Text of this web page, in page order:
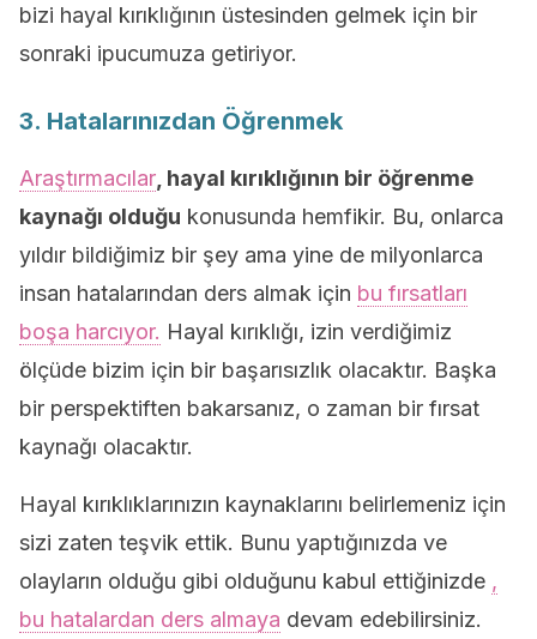
bizi hayal kırıklığının üstesinden gelmek için bir
sonraki ipucumuza getiriyor.
3. Hatalarınızdan Öğrenmek
Araştırmacılar , hayal kırıklığının bir öğrenme
kaynağı olduğu konusunda hemfikir. Bu, onlarca
yıldır bildiğimiz bir şey ama yine de milyonlarca
insan hatalarından ders almak için bu fırsatları
boşa harcıyor. Hayal kırıklığı, izin verdiğimiz
ölçüde bizim için bir başarısızlık olacaktır. Başka
bir perspektiften bakarsanız, o zaman bir fırsat
kaynağı olacaktır.
Hayal kırıklıklarınızın kaynaklarını belirlemeniz için
sizi zaten teşvik ettik. Bunu yaptığınızda ve
olayların olduğu gibi olduğunu kabul ettiğinizde ,
bu hatalardan ders almaya devam edebilirsiniz.